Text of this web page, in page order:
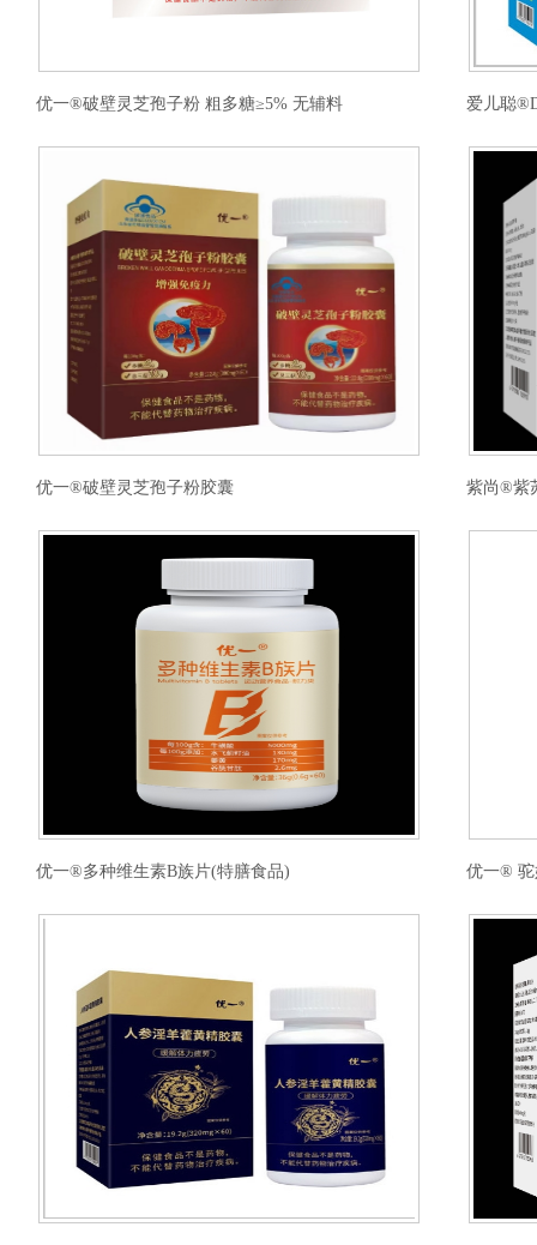
优一®破壁灵芝孢子粉 粗多糖≥5% 无辅料 爱儿聪
优一®破壁灵芝孢子粉胶囊 紫尚®紫
优一®多种维生素B族片(特膳食品) 优一® 驼